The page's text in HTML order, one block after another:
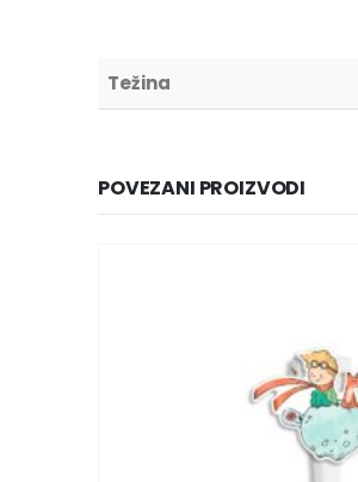
Težina
POVEZANI PROIZVODI